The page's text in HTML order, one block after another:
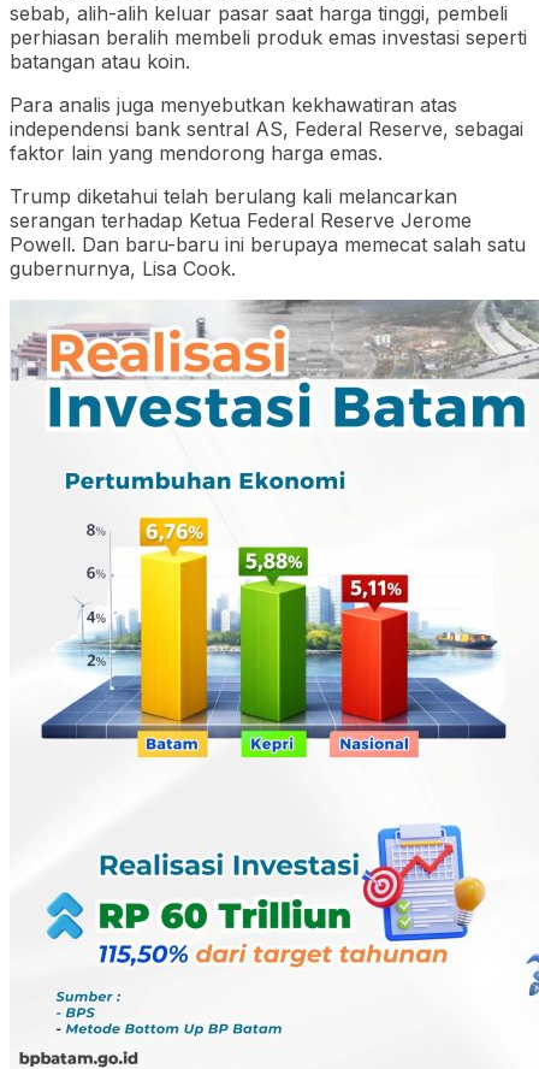
sebab, alih-alih keluar pasar saat harga tinggi, pembeli
perhiasan beralih membeli produk emas investasi seperti
batangan atau koin.
Para analis juga menyebutkan kekhawatiran atas
independensi bank sentral AS, Federal Reserve, sebagai
faktor lain yang mendorong harga emas.
Trump diketahui telah berulang kali melancarkan
serangan terhadap Ketua Federal Reserve Jerome
Powell. Dan baru-baru ini berupaya memecat salah satu
gubernurnya, Lisa Cook.